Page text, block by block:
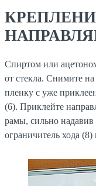
Спиртом или
от стекла. Снимите
пленку с уже
(6). Приклейте
рамы, сильно надавив
ограничитель хода